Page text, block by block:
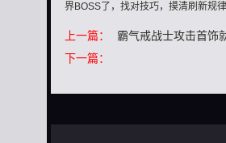
界BOSS了，找对技巧，摸清刷新规
上一篇：
霸气戒战士攻击首饰
下一篇：